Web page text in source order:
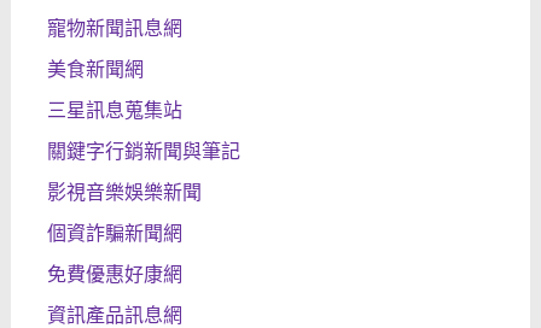
寵物新聞訊息網
美食新聞網
三星訊息蒐集站
關鍵字行銷新聞與筆記
影視音樂娛樂新聞
個資詐騙新聞網
免費優惠好康網
資訊產品訊息網